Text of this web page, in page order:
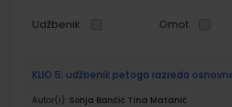
Udžbenik Omot
KLIO 5; udžbenik petoga razreda
Autor(i): Sonja Bančić Tina Matanić